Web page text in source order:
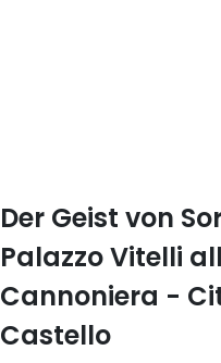
Der Geist von
Palazzo Vitelli
Cannoniera -
Castello